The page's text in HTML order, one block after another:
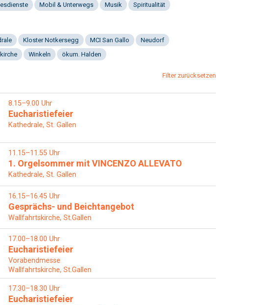
Mobil & Unterwegs Musik Spiritualität
Kloster Notkersegg MCI San Gallo
Neudorf
Winkeln ökum. Halden
Filter zurücksetzen
8.15–9.00 Uhr
Eucharistiefeier
Kathedrale, St. Gallen
11.15–11.55 Uhr
1. Orgelsommer mit VINCENZO ALLEVATO
Kathedrale, St. Gallen
16.15–16.45 Uhr
Gesprächs- und Beichtangebot
Wallfahrtskirche, St.Gallen
17.00–18.00 Uhr
Eucharistiefeier
Vorabendmesse
Wallfahrtskirche, St.Gallen
17.30–18.30 Uhr
Eucharistiefeier